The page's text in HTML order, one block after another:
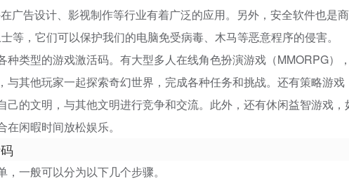
广告设计、影视制作等行业有着广泛的应用。另外，安全软件也是
等，它们可以保护我们的电脑免受病毒、木马等恶意程序的侵害。
种类型的游戏激活码。有大型多人在线角色扮演游戏（MMORPG）
与其他玩家一起探索奇幻世界，完成各种任务和挑战。还有策略游戏
己的文明，与其他文明进行竞争和交流。此外，还有休闲益智游戏，
闲暇时间放松娱乐。
一般可以分为以下几个步骤。